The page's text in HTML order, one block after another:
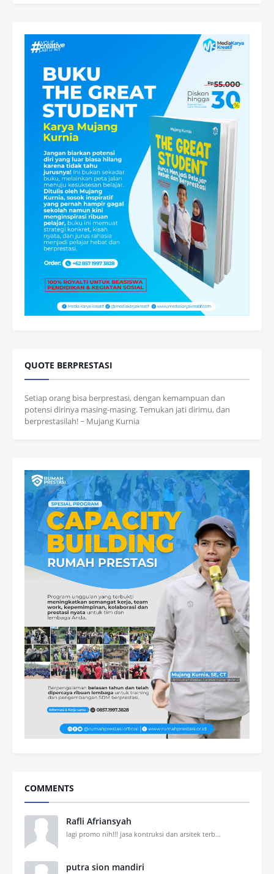
QUOTE BERPRESTASI
Setiap orang bisa berprestasi, dengan kemampuan dan
potensi dirinya masing-masing. Temukan jati dirimu, dan
berprestasilah! ~ Mujang Kurnia
COMMENTS
Rafli Afriansyah
lagi promo nih!!! jasa kontruksi dan arsitek terb...
putra sion mandiri